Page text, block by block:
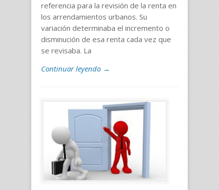
referencia para la revisión de la renta en
los arrendamientos urbanos. Su
variación determinaba el incremento o
disminución de esa renta cada vez que
se revisaba. La
Continuar leyendo →